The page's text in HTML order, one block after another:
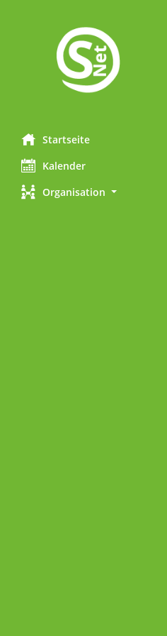
Startseite
Kalender
Organisation